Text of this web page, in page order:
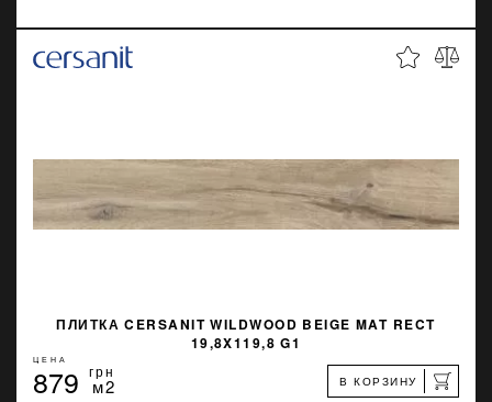
ПЛИТКА CERSANIT WILDWOOD BEIGE MAT RECT
19,8X119,8 G1
ЦЕНА
879 грн
м2 В КОРЗИНУ